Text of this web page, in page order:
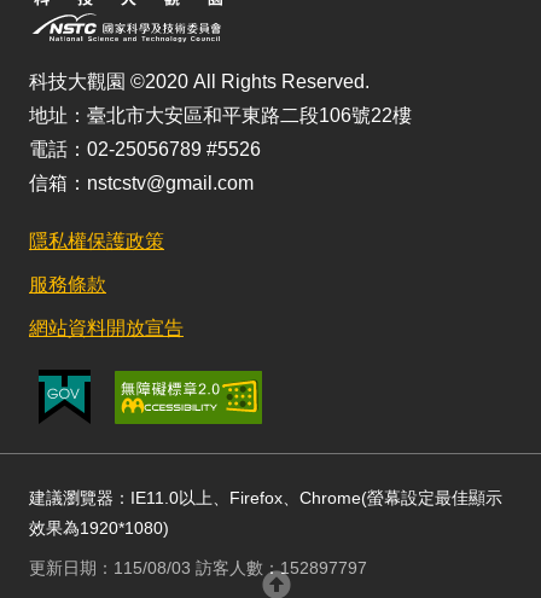
科技大觀園 ©2020 All Rights Reserved.
地址：臺北市大安區和平東路二段106號22樓
電話：02-25056789 #5526
信箱：nstcstv@gmail.com
隱私權保護政策
服務條款
網站資料開放宣告
建議瀏覽器：IE11.0以上、Firefox、Chrome(螢幕設定最佳顯示
效果為1920*1080)
更新日期：115/08/03 訪客人數：152897797
回頂部